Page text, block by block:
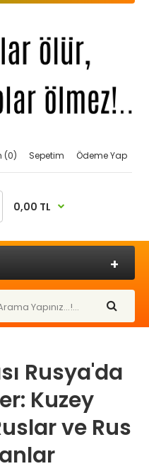
(0) Sepetim Ödeme Yap
0,00 TL
Rusya'da
Kuzey
ve Rus